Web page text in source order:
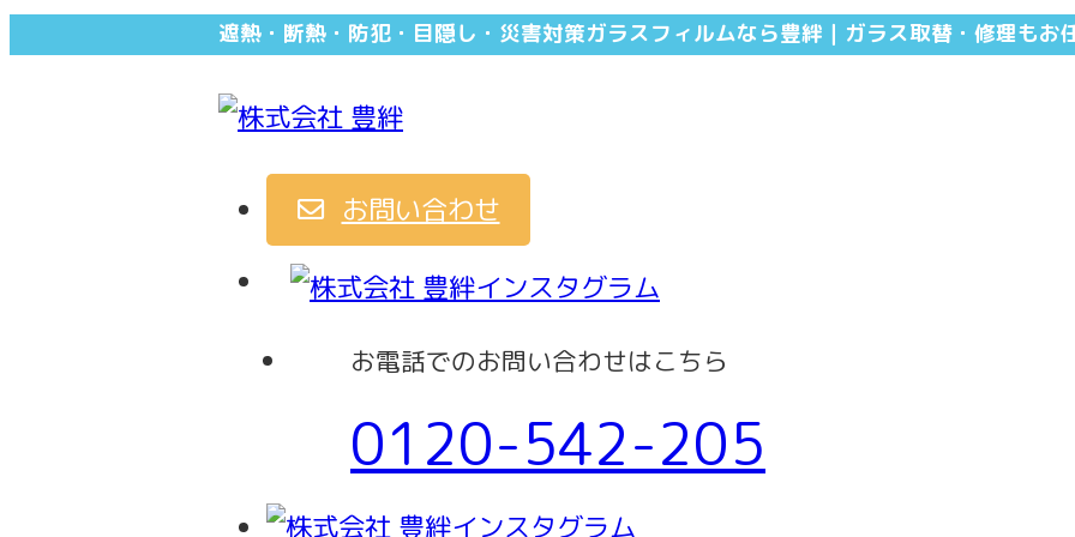
遮熱・断熱・防犯・目隠し・災害対策ガラスフィルムなら豊絆｜ガラス取替・修理もお
お問い合わせ
お電話でのお問い合わせはこちら
0120-542-205